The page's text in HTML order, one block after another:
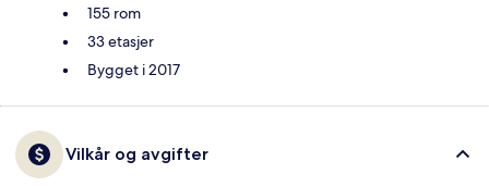
155 rom
33 etasjer
Bygget i 2017
Vilkår og avgifter